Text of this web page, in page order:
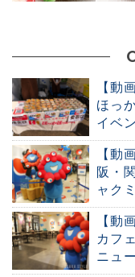
【動
ほっ
イベ
【動
阪・
ャク
【動
カフ
ニュ